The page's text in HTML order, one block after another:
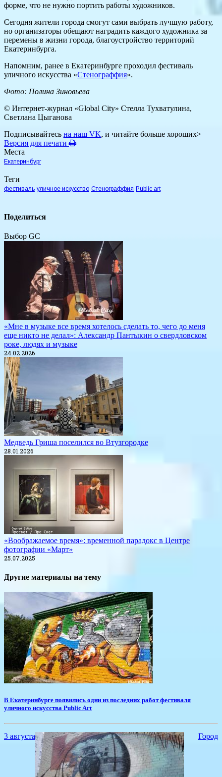
форме, что не нужно портить работы художников.
Сегодня жители города смогут сами выбрать лучшую работу,
но организаторы обещают наградить каждого художника за
перемены в жизни города, благоустройство территорий
Екатеринбурга.
Напомним, ранее в Екатеринбурге проходил фестиваль
уличного искусства «Стенограффия».
Фото: Полина Зиновьева
© Интернет-журнал «Global City» Стелла Тухватулина,
Светлана Цыганова
Подписывайтесь на наш VK, и читайте больше хороших>
Версия для печати
Места
Екатеринбург
Теги
фестиваль уличное искусство Стенограффия Public art
Поделиться
Выбор GC
«Мне в музыке все время хотелось сделать то, чего до меня
еще никто не делал»: Александр Пантыкин о свердловском
роке, людях и музыке
24.02.2026
Медведь Гриша поселился во Втузгородке
28.01.2026
«Воображаемое время»: временной парадокс в Центре
фотографии «Март»
25.07.2025
Другие материалы на тему
В Екатеринбурге появились одни из последних работ фестиваля
уличного искусства Public Art
3 августа Город